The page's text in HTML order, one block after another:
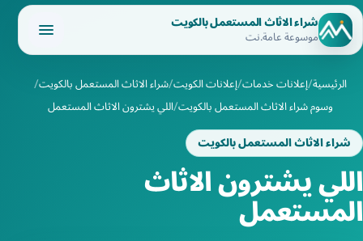
شراء الاثاث المستعمل بالكويت
موسوعة عامة.نت
الرئيسية إعلانات خدمات إعلانات الكويت شراء الاثاث المستعمل بالكويت
وسوم شراء الاثاث المستعمل بالكويت اللي يشترون الاثاث المستعمل
شراء الاثاث المستعمل بالكويت
اللي يشترون الاثاث
المستعمل